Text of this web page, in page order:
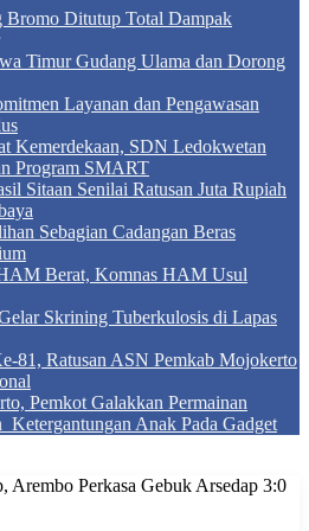
Bromo Ditutup Total Dampak
Timur Gudang Ulama dan Dorong
Layanan dan Pengawasan
Kemerdekaan, SDN Ledokwetan
Program SMART
Sitaan Senilai Ratusan Juta Rupiah
Sebagian Cadangan Beras
Berat, Komnas HAM Usul
Skrining Tuberkulosis di Lapas
81, Ratusan ASN Pemkab Mojokerto
Pemkot Galakkan Permainan
Anak Pada Gadget
Arembo Perkasa Gebuk Arsedap 3:0